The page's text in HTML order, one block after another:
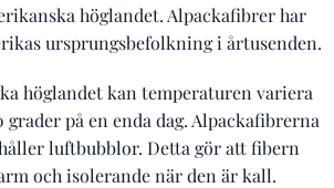
höglandet. Alpackafibrer har
ursprungsbefolkning i årtusenden.
höglandet kan temperaturen variera
på en enda dag. Alpackafibrerna
luftbubblor. Detta gör att fibern
och isolerande när den är kall.